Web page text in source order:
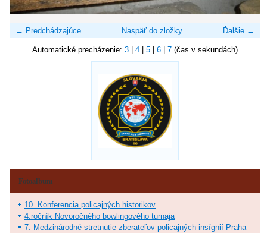
← Predchádzajúce Ďalšie →
Naspäť do zložky
Automatické precházenie: 3 4 5 6 7 (čas v sekundách)
Fotoalbum
10. Konferencia policajných historikov
4.ročník Novoročného bowlingového turnaja
7. Medzinárodné stretnutie zberateľov policajných insígnií Praha